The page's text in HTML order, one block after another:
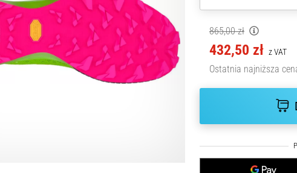
865,00 zł
432,50 zł z VAT
Ostatnia najniższa